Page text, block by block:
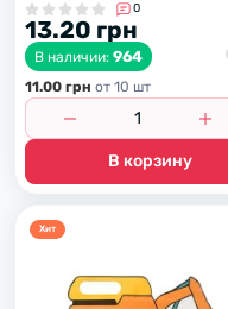
0
13.20 грн
В наличии: 964
11.00 грн от 10 шт
В корзину
Хит